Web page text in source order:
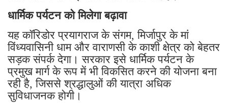
धार्मिक पर्यटन को मिलेगा बढ़ावा
यह कॉरिडोर प्रयागराज के संगम, मिर्जापुर के मां
विंध्यवासिनी धाम और वाराणसी के काशी क्षेत्र को बेहतर
सड़क संपर्क देगा। सरकार इसे धार्मिक पर्यटन के
प्रमुख मार्ग के रूप में भी विकसित करने की योजना बना
रही है, जिससे श्रद्धालुओं की यात्रा अधिक
सुविधाजनक होगी।